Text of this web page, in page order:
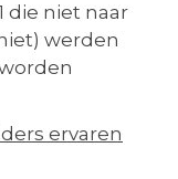
die niet naar
werden
ervaren